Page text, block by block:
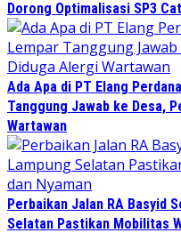
Dorong Optimalisasi SP3
Ada Apa di PT Elang
Tanggung Jawab ke Desa,
Wartawan
Perbaikan Jalan RA Basyid
Selatan Pastikan Mobilitas